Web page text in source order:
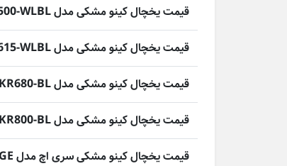
قیمت یخچال کینو مشکی مدل KR500-WLBL
قیمت یخچال کینو مشکی مدل KR615-WLBL
قیمت یخچال کینو مشکی مدل KR680-BL
قیمت یخچال کینو مشکی مدل KR800-BL
قیمت یخچال کینو مشکی سری اچ مدل KR615-EDGE